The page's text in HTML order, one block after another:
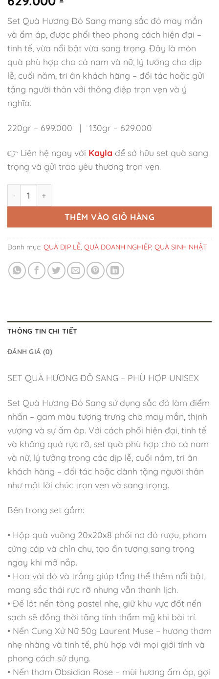
Set Quà Hương Đỏ Sang mang sắc đỏ may mắn
và ấm áp, được phối theo phong cách hiện đại –
tinh tế, vừa nổi bật vừa sang trọng. Đây là món
quà phù hợp cho cả nam và nữ, lý tưởng cho dịp
lễ, cuối năm, tri ân khách hàng – đối tác hoặc gửi
tặng người thân với thông điệp trọn vẹn và ý
nghĩa.
220gr – 699.000 | 130gr – 629.000
👉 Liên hệ ngay với Kayla để sở hữu set quà sang
trọng và gửi trao yêu thương trọn vẹn.
Set Quà Hương Đỏ Sang Phù Hợp Unisex' số lượng
THÊM VÀO GIỎ HÀNG
Danh mục: QUÀ DỊP LỄ, QUÀ DOANH NGHIỆP, QUÀ SINH NHẬT
THÔNG TIN CHI TIẾT
ĐÁNH GIÁ (0)
SET QUÀ HƯƠNG ĐỎ SANG – PHÙ HỢP UNISEX
Set Quà Hương Đỏ Sang sử dụng sắc đỏ làm điểm
nhấn – gam màu tượng trưng cho may mắn, thịnh
vượng và sự ấm áp. Với cách phối hiện đại, tinh tế
và không quá rực rỡ, set quà phù hợp cho cả nam
và nữ, lý tưởng trong các dịp lễ, cuối năm, tri ân
khách hàng – đối tác hoặc dành tặng người thân
như một lời chúc trọn vẹn và sang trọng.
Bên trong set gồm:
• Hộp quà vuông 20x20x8 phối nơ đỏ rượu, phom
cứng cáp và chỉn chu, tạo ấn tượng sang trọng
ngay khi mở nắp.
• Hoa vải đỏ và trắng giúp tổng thể thêm nổi bật,
mang sắc thái rực rỡ nhưng vẫn thanh lịch.
• Đế lót nến tông pastel nhẹ, giữ khu vực đốt nến
sạch sẽ đồng thời tăng tính thẩm mỹ khi bài trí.
• Nến Cung Xử Nữ 50g Laurent Muse – hương thơm
nhẹ nhàng và tinh tế, phù hợp với mọi giới tính và
phong cách sử dụng.
• Nến thơm Obsidian Rose – mùi hương ấm áp, gợi